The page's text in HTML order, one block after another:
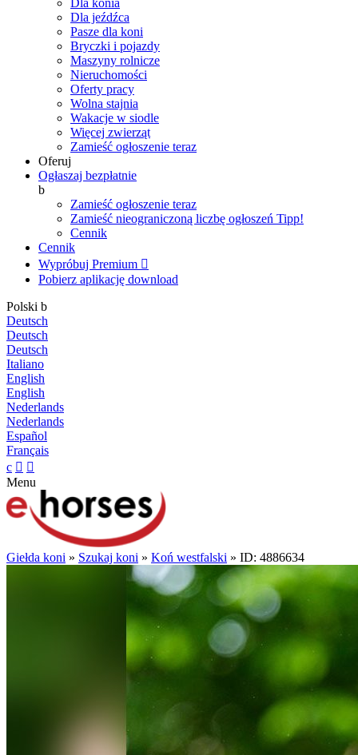
Dla konia
Dla jeźdźca
Pasze dla koni
Bryczki i pojazdy
Maszyny rolnicze
Nieruchomości
Oferty pracy
Wolna stajnia
Wakacje w siodle
Więcej zwierząt
Zamieść ogłoszenie teraz
Oferuj
Ogłaszaj bezpłatnie
b
Zamieść ogłoszenie teraz
Zamieść nieograniczoną liczbę ogłoszeń Tipp!
Cennik
Cennik
Wypróbuj Premium 
Pobierz aplikację download
Polski b
Deutsch
Deutsch
Deutsch
Italiano
English
English
Nederlands
Nederlands
Español
Français
c  
Menu
Giełda koni » Szukaj koni » Koń westfalski » ID: 4886634